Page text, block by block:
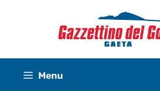
Menu